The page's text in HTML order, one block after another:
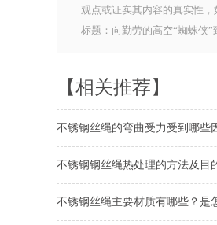
观点或证实其内容的真实性
标题：向勤劳的高空“蜘蛛
【相关推荐】
不锈钢丝绳的弯曲受力受到哪些
不锈钢钢丝绳热处理的方法及目
不锈钢丝绳主要材质有哪些？是